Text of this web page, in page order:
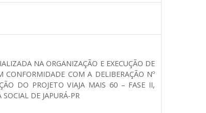
NA ORGANIZAÇÃO E EXECUÇÃO DE
COM A DELIBERAÇÃO Nº
DO PROJETO VIAJA MAIS 60 – FASE II,
DE JAPURÁ-PR